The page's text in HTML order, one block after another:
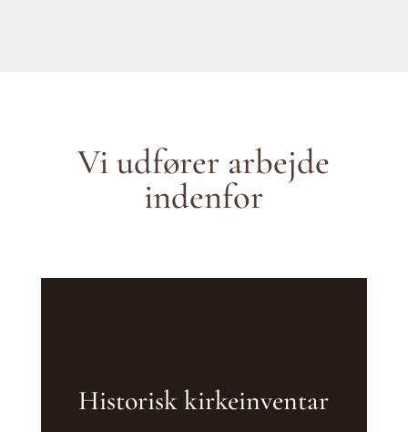
Vi udfører arbejde
indenfor
Historisk kirkeinventar